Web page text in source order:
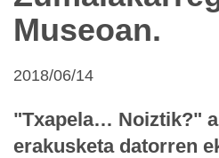
Museoan.
2018/06/14
"Txapela… Noiztik?"
erakusketa datorren